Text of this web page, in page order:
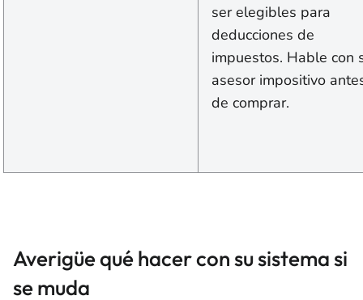
ser elegibles para
deducciones de
impuestos. Hable con
asesor impositivo
de comprar.
Averigüe qué hacer con su sistema si
se muda